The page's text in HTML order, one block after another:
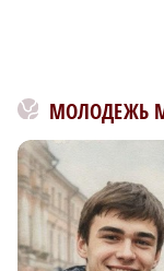
МОЛОДЕЖЬ